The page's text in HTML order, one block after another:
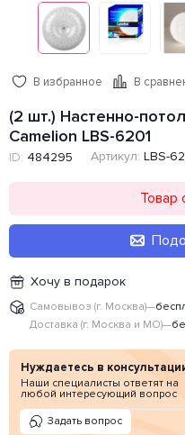
В избранное В
(2 шт.) Настенно-
Camelion LBS-6201
ID: 484295 Артикул: LBS-
Товар
Хочу в подарок
Самовывоз (г. Москва)—
Доставка (г. Москва и МО)—
Нуждаетесь в
Наши специалисты ответят на
любой интересующий вопрос
Задать вопрос